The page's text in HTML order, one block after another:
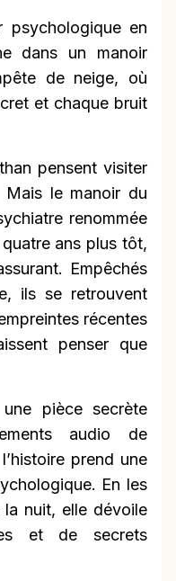
en
dans un manoir
de neige, où
et chaque bruit
pensent visiter
le manoir du
renommée
ans plus tôt,
Empêchés
ils se retrouvent
récentes
penser que
pièce secrète
audio de
prend une
En les
nuit, elle dévoile
et de secrets